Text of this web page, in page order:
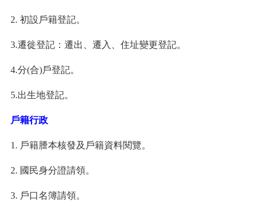
2. 初設戶籍登記。
3.遷徙登記：遷出、遷入、住址變更登記。
4.分(合)戶登記。
5.出生地登記。
戶籍行政
1. 戶籍謄本核發及戶籍資料閱覽。
2. 國民身分證請領。
3. 戶口名簿請領。